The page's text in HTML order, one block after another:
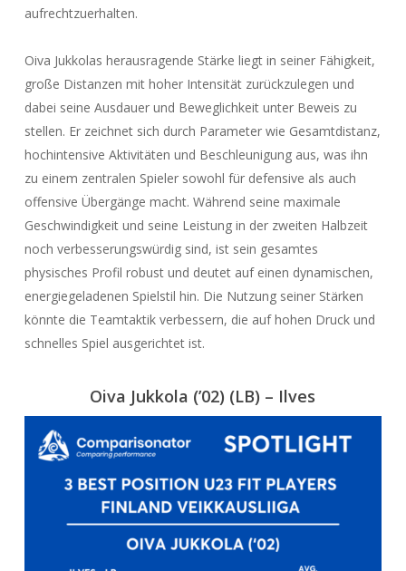
aufrechtzuerhalten.
Oiva Jukkolas herausragende Stärke liegt in seiner Fähigkeit,
große Distanzen mit hoher Intensität zurückzulegen und
dabei seine Ausdauer und Beweglichkeit unter Beweis zu
stellen. Er zeichnet sich durch Parameter wie Gesamtdistanz,
hochintensive Aktivitäten und Beschleunigung aus, was ihn
zu einem zentralen Spieler sowohl für defensive als auch
offensive Übergänge macht. Während seine maximale
Geschwindigkeit und seine Leistung in der zweiten Halbzeit
noch verbesserungswürdig sind, ist sein gesamtes
physisches Profil robust und deutet auf einen dynamischen,
energiegeladenen Spielstil hin. Die Nutzung seiner Stärken
könnte die Teamtaktik verbessern, die auf hohen Druck und
schnelles Spiel ausgerichtet ist.
Oiva Jukkola (’02) (LB) – Ilves